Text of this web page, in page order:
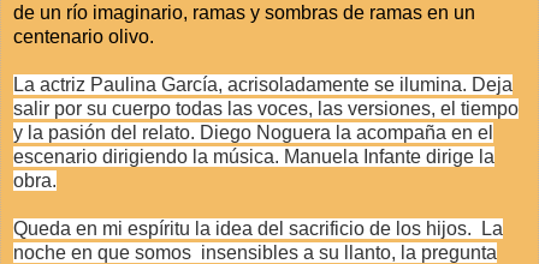
de un río imaginario, ramas y sombras de ramas en un
centenario olivo.
La actriz Paulina García, acrisoladamente se ilumina. Deja
salir por su cuerpo todas las voces, las versiones, el tiempo
y la pasión del relato. Diego Noguera la acompaña en el
escenario dirigiendo la música. Manuela Infante dirige la
obra.
Queda en mi espíritu la idea del sacrificio de los hijos. La
noche en que somos insensibles a su llanto, la pregunta